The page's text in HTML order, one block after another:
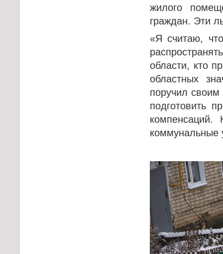
жилого
граждан. Эти
«Я считаю,
области, кто
областных
поручил
подготовить
компенсаций.
коммунальные